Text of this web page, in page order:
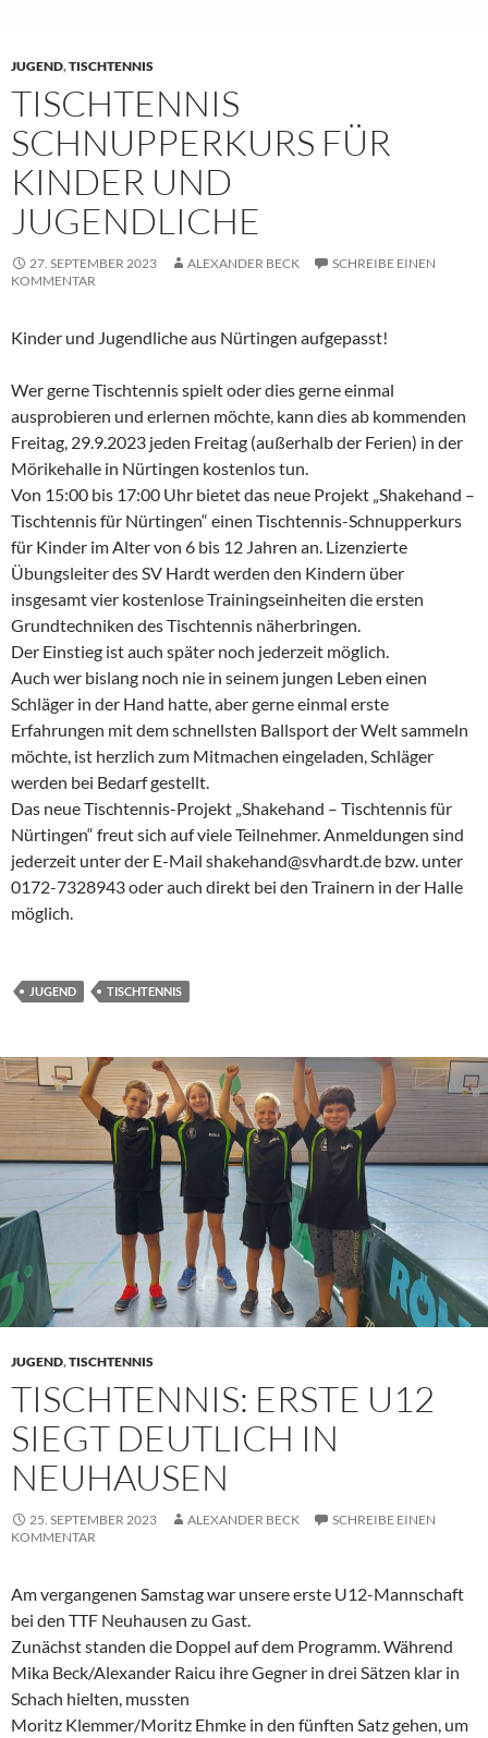
JUGEND,TISCHTENNIS
TISCHTENNIS
SCHNUPPERKURS FÜR
KINDER UND
JUGENDLICHE
27. SEPTEMBER 2023 ALEXANDER BECK
SCHREIBE EINEN
KOMMENTAR
Kinder und Jugendliche aus Nürtingen aufgepasst!
Wer gerne Tischtennis spielt oder dies gerne einmal
ausprobieren und erlernen möchte, kann dies ab kommenden
Freitag, 29.9.2023 jeden Freitag (außerhalb der Ferien) in der
Mörikehalle in Nürtingen kostenlos tun.
Von 15:00 bis 17:00 Uhr bietet das neue Projekt „Shakehand –
Tischtennis für Nürtingen“ einen Tischtennis-Schnupperkurs
für Kinder im Alter von 6 bis 12 Jahren an. Lizenzierte
Übungsleiter des SV Hardt werden den Kindern über
insgesamt vier kostenlose Trainingseinheiten die ersten
Grundtechniken des Tischtennis näherbringen.
Der Einstieg ist auch später noch jederzeit möglich.
Auch wer bislang noch nie in seinem jungen Leben einen
Schläger in der Hand hatte, aber gerne einmal erste
Erfahrungen mit dem schnellsten Ballsport der Welt sammeln
möchte, ist herzlich zum Mitmachen eingeladen, Schläger
werden bei Bedarf gestellt.
Das neue Tischtennis-Projekt „Shakehand – Tischtennis für
Nürtingen“ freut sich auf viele Teilnehmer. Anmeldungen sind
jederzeit unter der E-Mail shakehand@svhardt.de bzw. unter
0172-7328943 oder auch direkt bei den Trainern in der Halle
möglich.
JUGEND TISCHTENNIS
JUGEND,TISCHTENNIS
TISCHTENNIS: ERSTE U12
SIEGT DEUTLICH IN
NEUHAUSEN
25. SEPTEMBER 2023 ALEXANDER BECK
SCHREIBE EINEN
KOMMENTAR
Am vergangenen Samstag war unsere erste U12-Mannschaft
bei den TTF Neuhausen zu Gast.
Zunächst standen die Doppel auf dem Programm. Während
Mika Beck/Alexander Raicu ihre Gegner in drei Sätzen klar in
Schach hielten, mussten
Moritz Klemmer/Moritz Ehmke in den fünften Satz gehen, um